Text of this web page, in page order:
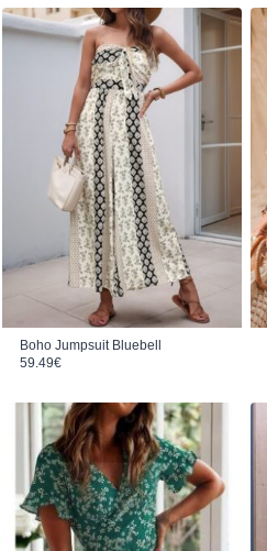
Boho Jumpsuit Bluebell
59.49€